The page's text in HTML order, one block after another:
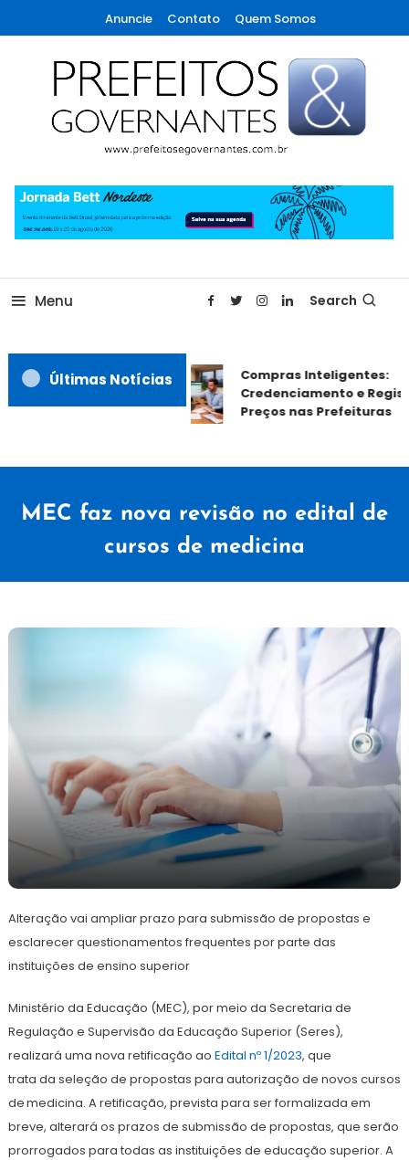
To
Content
Anuncie Contato Quem Somos
Prefeitos & Governantes
Menu Search
Últimas Notícias
Compras Inteligentes:
Credenciamento e
Preços nas Prefeituras
MEC faz nova revisão no edital de
cursos de medicina
junho
de
Alteração vai ampliar prazo para submissão de propostas e
esclarecer questionamentos frequentes por parte das
instituições de ensino superior
Ministério da Educação (MEC), por meio da Secretaria de
Regulação e Supervisão da Educação Superior (Seres),
realizará uma nova retificação ao Edital nº 1/2023, que
trata da seleção de propostas para autorização de novos cursos
de medicina. A retificação, prevista para ser formalizada em
breve, alterará os prazos de submissão de propostas, que serão
prorrogados para todas as instituições de educação superior. A